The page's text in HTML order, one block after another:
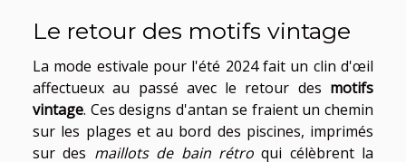
Le retour des motifs vintage
La mode estivale pour l'été 2024 fait un clin d'œil
affectueux au passé avec le retour des motifs
vintage. Ces designs d'antan se fraient un chemin
sur les plages et au bord des piscines, imprimés
sur des maillots de bain rétroqui célèbrent la